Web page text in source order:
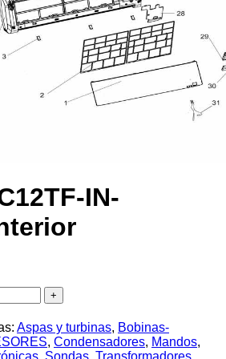
IN-
Aspas y turbinas, Bobinas-
, Condensadores, Mandos,
Sondas Transformadores